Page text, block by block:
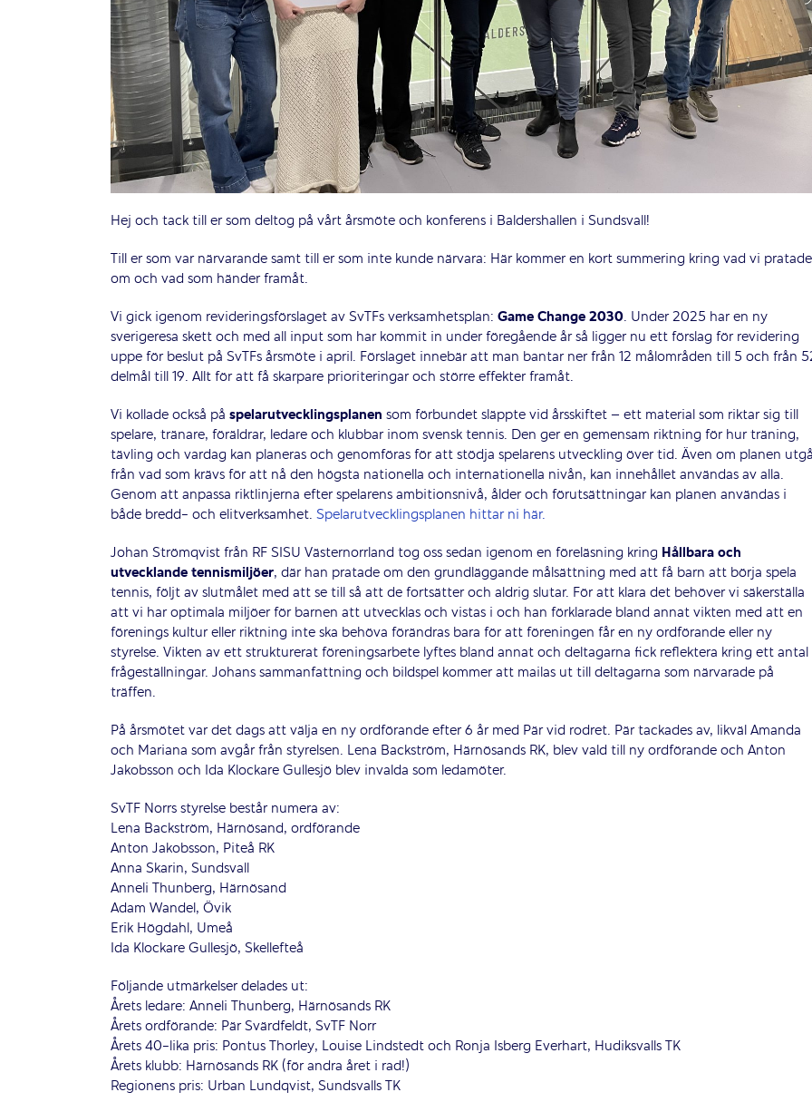
Hej och tack till er som deltog på vårt årsmöte och konferens i Baldershallen i Sundsvall!
Till er som var närvarande samt till er som inte kunde närvara: Här kommer en kort summering kring vad vi pratade
om och vad som händer framåt.
Vi gick igenom revideringsförslaget av SvTFs verksamhetsplan: Game Change 2030. Under 2025 har en ny
sverigeresa skett och med all input som har kommit in under föregående år så ligger nu ett förslag för revidering
uppe för beslut på SvTFs årsmöte i april. Förslaget innebär att man bantar ner från 12 målområden till 5 och från
delmål till 19. Allt för att få skarpare prioriteringar och större effekter framåt.
Vi kollade också på spelarutvecklingsplanen som förbundet släppte vid årsskiftet – ett material som riktar sig till
spelare, tränare, föräldrar, ledare och klubbar inom svensk tennis. Den ger en gemensam riktning för hur träning,
tävling och vardag kan planeras och genomföras för att stödja spelarens utveckling över tid. Även om planen
från vad som krävs för att nå den högsta nationella och internationella nivån, kan innehållet användas av alla.
Genom att anpassa riktlinjerna efter spelarens ambitionsnivå, ålder och förutsättningar kan planen användas i
både bredd- och elitverksamhet. Spelarutvecklingsplanen hittar ni här.
Johan Strömqvist från RF SISU Västernorrland tog oss sedan igenom en föreläsning kring Hållbara och
utvecklande tennismiljöer, där han pratade om den grundläggande målsättning med att få barn att börja spela
tennis, följt av slutmålet med att se till så att de fortsätter och aldrig slutar. För att klara det behöver vi säkerställa
att vi har optimala miljöer för barnen att utvecklas och vistas i och han förklarade bland annat vikten med att en
förenings kultur eller riktning inte ska behöva förändras bara för att föreningen får en ny ordförande eller ny
styrelse. Vikten av ett strukturerat föreningsarbete lyftes bland annat och deltagarna fick reflektera kring ett antal
frågeställningar. Johans sammanfattning och bildspel kommer att mailas ut till deltagarna som närvarade på
träffen.
På årsmötet var det dags att välja en ny ordförande efter 6 år med Pär vid rodret. Pär tackades av, likväl Amanda
och Mariana som avgår från styrelsen. Lena Backström, Härnösands RK, blev vald till ny ordförande och Anton
Jakobsson och Ida Klockare Gullesjö blev invalda som ledamöter.
SvTF Norrs styrelse består numera av:
Lena Backström, Härnösand, ordförande
Anton Jakobsson, Piteå RK
Anna Skarin, Sundsvall
Anneli Thunberg, Härnösand
Adam Wandel, Övik
Erik Högdahl, Umeå
Ida Klockare Gullesjö, Skellefteå
Följande utmärkelser delades ut:
Årets ledare: Anneli Thunberg, Härnösands RK
Årets ordförande: Pär Svärdfeldt, SvTF Norr
Årets 40-lika pris: Pontus Thorley, Louise Lindstedt och Ronja Isberg Everhart, Hudiksvalls TK
Årets klubb: Härnösands RK (för andra året i rad!)
Regionens pris: Urban Lundqvist, Sundsvalls TK